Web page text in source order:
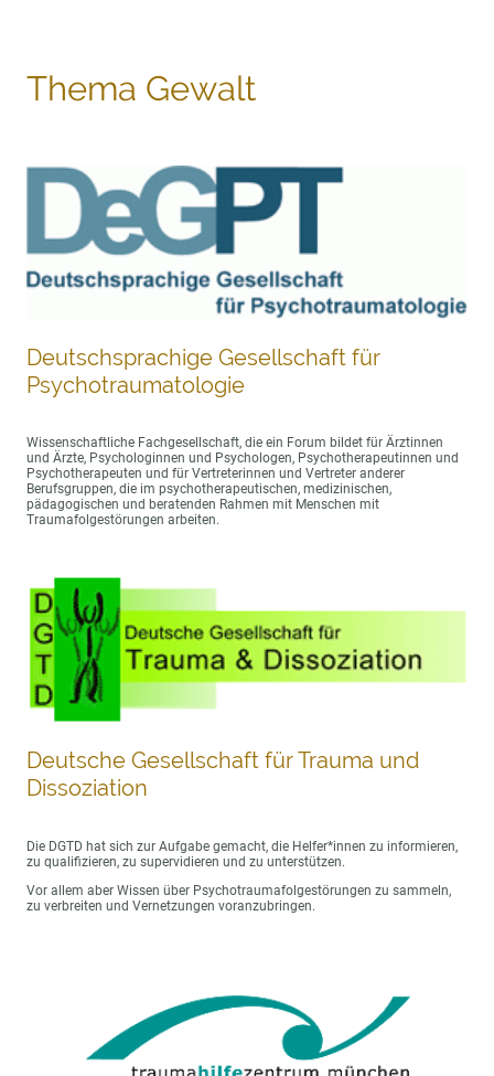
Thema Gewalt
Deutschsprachige Gesellschaft für
Psychotraumatologie
Wissenschaftliche Fachgesellschaft, die ein Forum bildet für Ärztinnen
und Ärzte, Psychologinnen und Psychologen, Psychotherapeutinnen und
Psychotherapeuten und für Vertreterinnen und Vertreter anderer
Berufsgruppen, die im psychotherapeutischen, medizinischen,
pädagogischen und beratenden Rahmen mit Menschen mit
Traumafolgestörungen arbeiten.
Deutsche Gesellschaft für Trauma und
Dissoziation
Die DGTD hat sich zur Aufgabe gemacht, die Helfer*innen zu informieren,
zu qualifizieren, zu supervidieren und zu unterstützen.
Vor allem aber Wissen über Psychotraumafolgestörungen zu sammeln,
zu verbreiten und Vernetzungen voranzubringen.